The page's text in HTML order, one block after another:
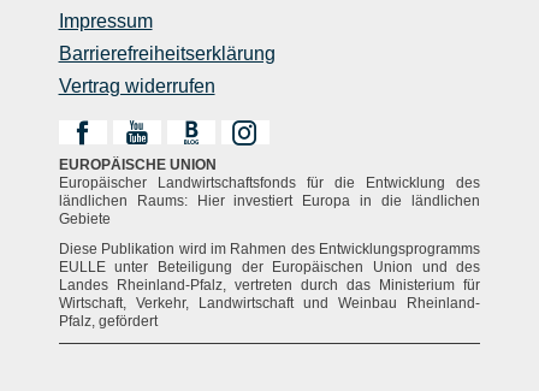
Impressum
Barrierefreiheitserklärung
Vertrag widerrufen
EUROPÄISCHE UNION
Europäischer Landwirtschaftsfonds für die Entwicklung des
ländlichen Raums: Hier investiert Europa in die ländlichen
Gebiete
Diese Publikation wird im Rahmen des Entwicklungsprogramms
EULLE unter Beteiligung der Europäischen Union und des
Landes Rheinland-Pfalz, vertreten durch das Ministerium für
Wirtschaft, Verkehr, Landwirtschaft und Weinbau Rheinland-
Pfalz, gefördert